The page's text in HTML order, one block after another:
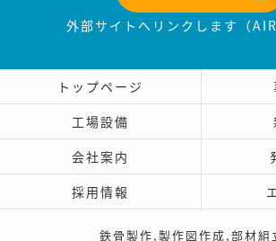
外部サイトへリンクします（AIR
トップページ
工場設備
会社案内
採用情報
鉄骨製作,製作図作成,部材組